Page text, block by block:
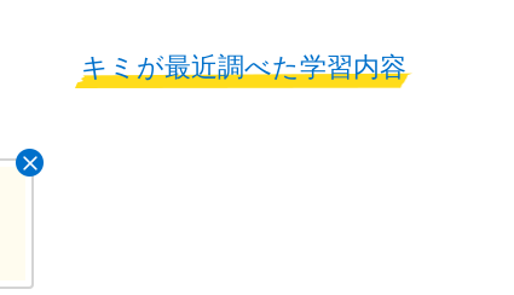
キミが最近調べた学習内容